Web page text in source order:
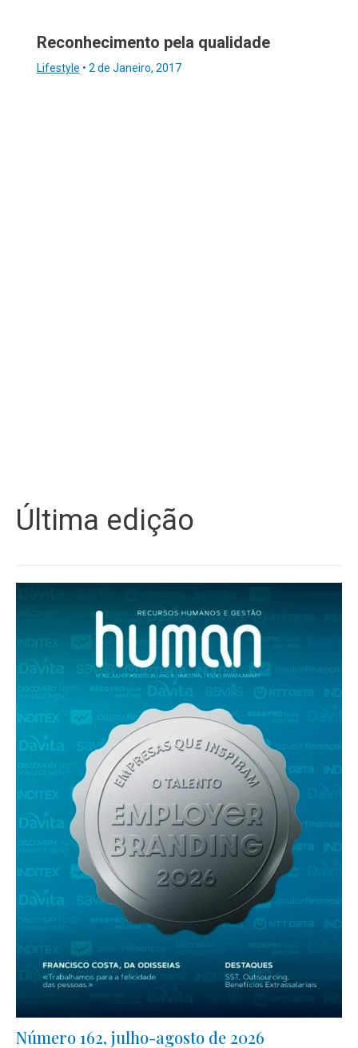
Reconhecimento pela qualidade
Lifestyle • 2 de Janeiro, 2017
Última edição
Número 162, julho-agosto de 2026